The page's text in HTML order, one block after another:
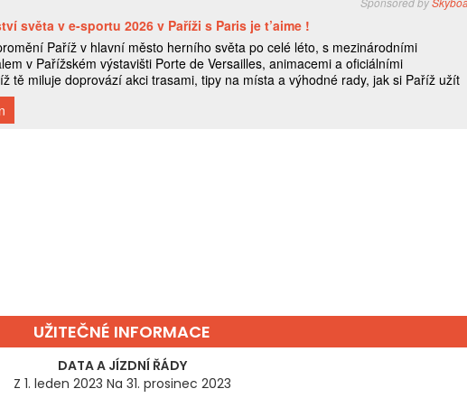
UŽITEČNÉ INFORMACE
DATA A JÍZDNÍ ŘÁDY
Z 1. leden 2023 Na 31. prosinec 2023